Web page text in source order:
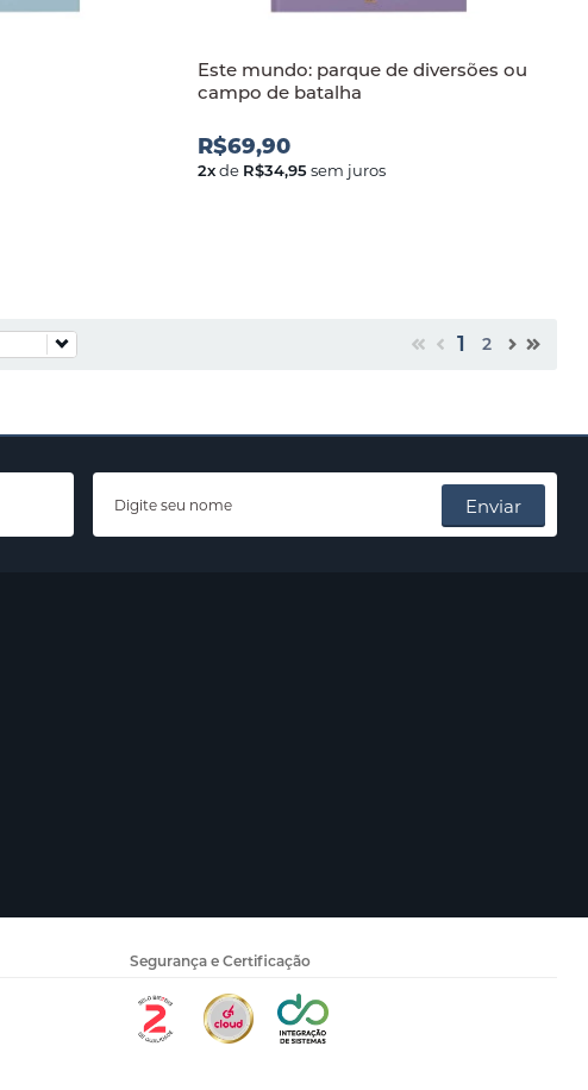
Este mundo: parque de diversões ou
campo de batalha
R$69,90
2xde R$34,95sem juros
1 2
Enviar
Segurança e Certificação